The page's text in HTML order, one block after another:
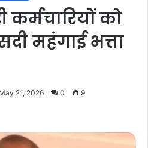
कर्मचारियों को
महंगाई भत्ता
May 21, 2026 0 9